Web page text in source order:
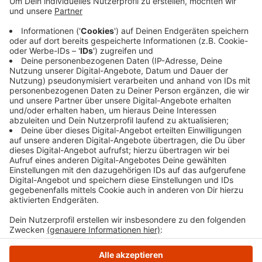
auf die Straße, um ebenfalls für bessere
Arbeitsbedingungen protestieren. Es geht auch um
mehr Geld, ver.di fordert für im Handel Arbeitende
unter anderem 2,50 Euro mehr Gehalt und Lohn pro
Stunde.
Veröffentlicht:Mittwoch, 28.02.2024 15:10
Anzeige
Anzeige